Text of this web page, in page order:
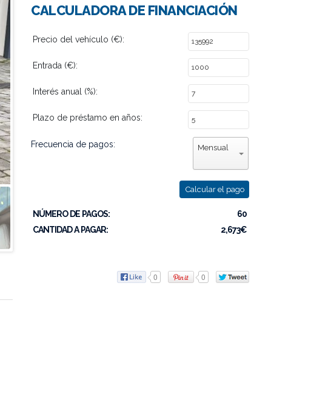
CALCULADORA DE FINANCIACIÓN
Precio del vehículo (€):
Entrada (€):
Interés anual (%):
Plazo de préstamo en años:
Frecuencia de pagos: Mensual
Calcular el pago
NÚMERO DE PAGOS:
60
CANTIDAD A PAGAR:
2,673€
0 0